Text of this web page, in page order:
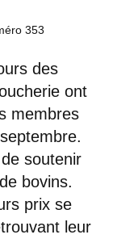
353
des
ont
membres
soutenir
bovins.
prix se
leur